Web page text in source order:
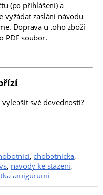
(po přihlášení) a
vyžádat zaslání návodu
Doprava u toho zboží
PDF soubor.
své dovednosti?
, chobotnicka,
, navody ke stazeni,
amigurumi